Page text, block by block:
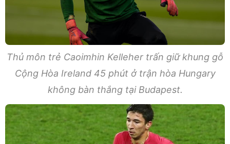
Thủ môn trẻ Caoimhin Kelleher trấn giữ khung gỗ
Cộng Hòa Ireland 45 phút ở trận hòa Hungary
không bàn thắng tại Budapest.